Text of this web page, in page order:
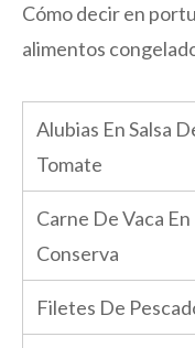
Cómo decir en
alimentos
Alubias En Salsa
Tomate
Carne De Vaca En
Conserva
Filetes De